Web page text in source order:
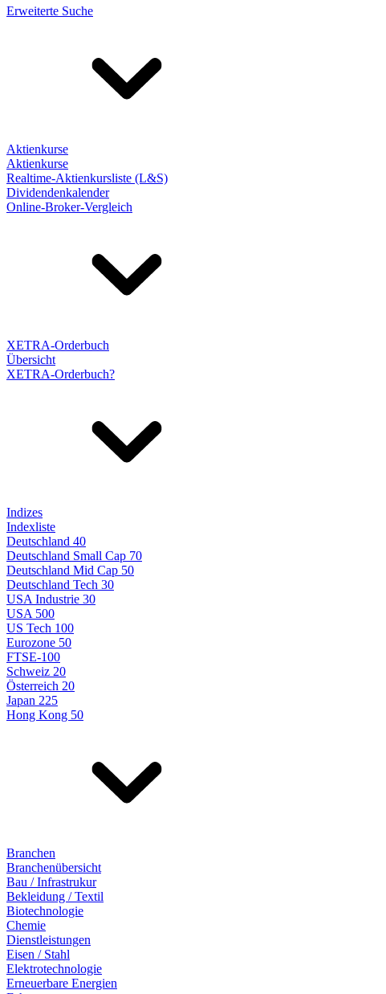
Erweiterte Suche
Aktienkurse
Aktienkurse
Realtime-Aktienkursliste (L&S)
Dividendenkalender
Online-Broker-Vergleich
XETRA-Orderbuch
Übersicht
XETRA-Orderbuch?
Indizes
Indexliste
Deutschland 40
Deutschland Small Cap 70
Deutschland Mid Cap 50
Deutschland Tech 30
USA Industrie 30
USA 500
US Tech 100
Eurozone 50
FTSE-100
Schweiz 20
Österreich 20
Japan 225
Hong Kong 50
Branchen
Branchenübersicht
Bau / Infrastrukur
Bekleidung / Textil
Biotechnologie
Chemie
Dienstleistungen
Eisen / Stahl
Elektrotechnologie
Erneuerbare Energien